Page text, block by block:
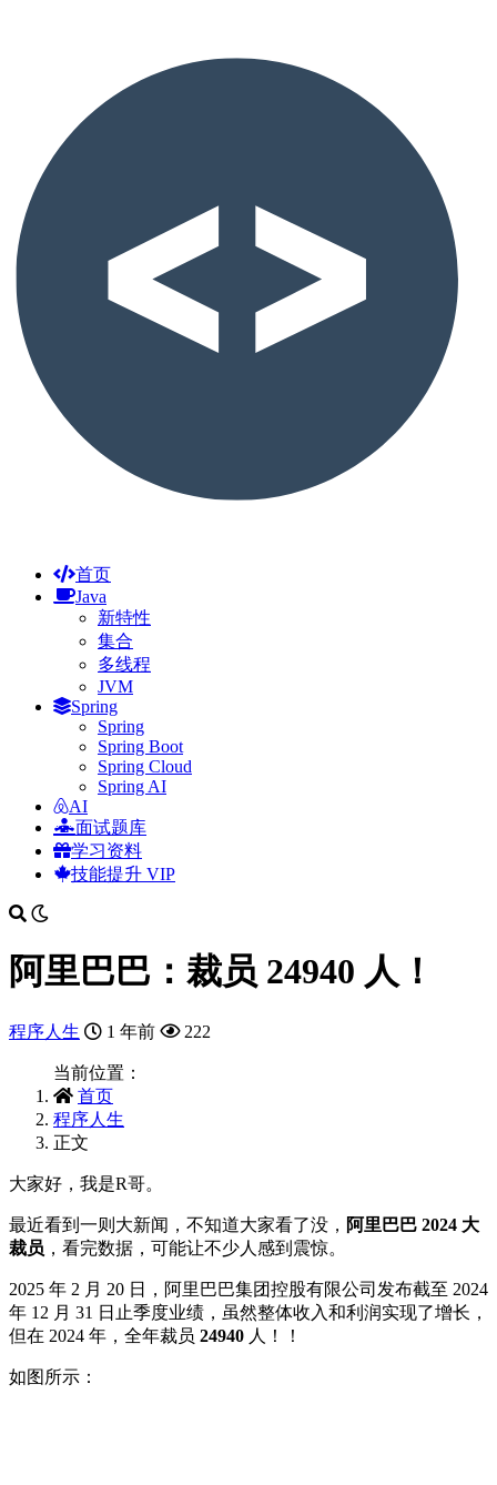
首页
Java
新特性
集合
多线程
JVM
Spring
Spring
Spring Boot
Spring Cloud
Spring AI
AI
面试题库
学习资料
技能提升 VIP
阿里巴巴：裁员 24940 人！
程序人生 1 年前 222
当前位置：
首页
程序人生
正文
大家好，我是R哥。
最近看到一则大新闻，不知道大家看了没， 阿里巴巴 2024 大
裁员 ，看完数据，可能让不少人感到震惊。
2025 年 2 月 20 日，阿里巴巴集团控股有限公司发布截至 2024
年 12 月 31 日止季度业绩，虽然整体收入和利润实现了增长，
但在 2024 年，全年裁员 24940 人！！
如图所示：